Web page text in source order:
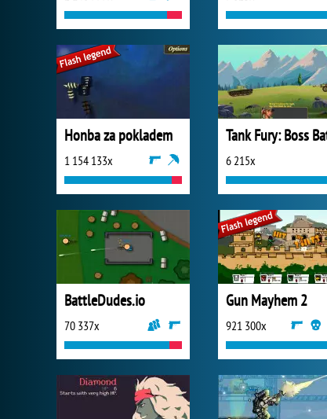
Honba za pokladem
1 154 133x 6 215x
BattleDudes.io
70 337x
Gun Mayhem 2
921 300x